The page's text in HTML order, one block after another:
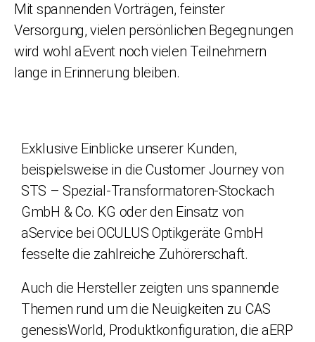
Mit spannenden Vorträgen, feinster
Versorgung, vielen persönlichen Begegnungen
wird wohl aEvent noch vielen Teilnehmern
lange in Erinnerung bleiben.
Exklusive Einblicke unserer Kunden,
beispielsweise in die Customer Journey von
STS – Spezial-Transformatoren-Stockach
GmbH & Co. KG oder den Einsatz von
aService bei OCULUS Optikgeräte GmbH
fesselte die zahlreiche Zuhörerschaft.
Auch die Hersteller zeigten uns spannende
Themen rund um die Neuigkeiten zu CAS
genesisWorld, Produktkonfiguration, die aERP